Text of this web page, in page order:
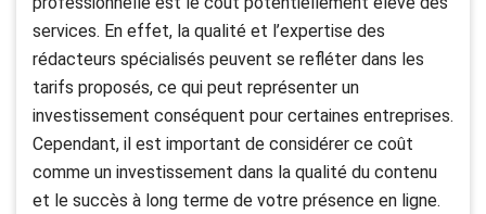
services. En effet, la qualité et l’expertise des
rédacteurs spécialisés peuvent se refléter dans les
tarifs proposés, ce qui peut représenter un
investissement conséquent pour certaines entreprises.
Cependant, il est important de considérer ce coût
comme un investissement dans la qualité du contenu
et le succès à long terme de votre présence en ligne.